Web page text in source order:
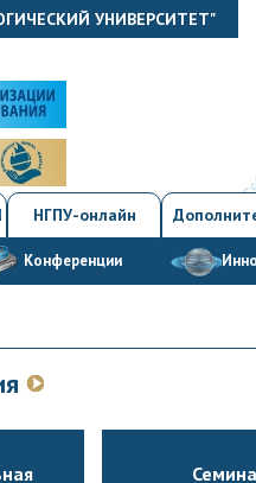
УНИВЕРСИТЕТ"
НГПУ-онлайн
Конференции